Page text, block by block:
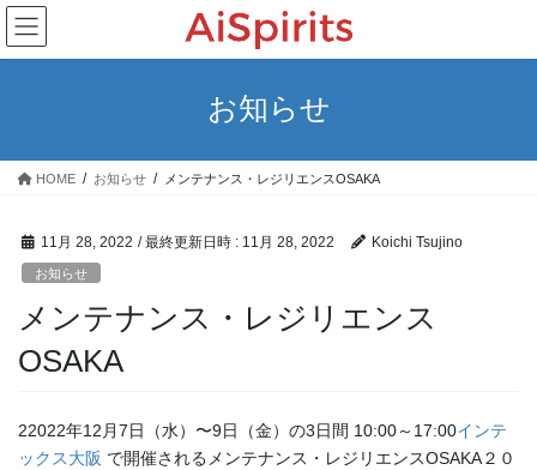
コ
ン
テ
ス
ナ
ビ
ゲ
ン
お知らせ
HOME お知らせ メンテナンス・レジリエンスOSAKA
11月 28, 2022 / 最終更新日時 : 11月 28, 2022 Koichi Tsujino
お知らせ
メンテナンス・レジリエンス
OSAKA
22022年12月7日（水）〜9日（金）の3日間 10:00～17:00インテ
ックス大阪 で開催されるメンテナンス・レジリエンスOSAKA２０